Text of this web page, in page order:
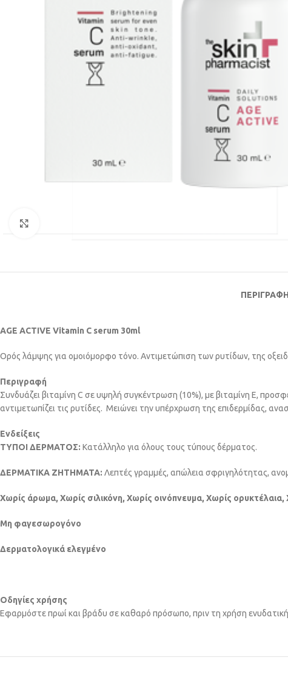
ΠΕΡΙΓΡΑΦΗ
ΑGE ACTIVE Vitamin C serum 30ml
Ορός λάμψης για ομοιόμορφο τόνο. Αντιμετώπιση των ρυτίδων, της
Περιγραφή
Συνδυάζει βιταμίνη C σε υψηλή συγκέντρωση (10%), με βιταμίνη E,
αντιμετωπίζει τις ρυτίδες. Μειώνει την υπέρχρωση της επιδερμίδας,
Ενδείξεις
ΤΥΠΟΙ ΔΕΡΜΑΤΟΣ: Κατάλληλο για όλους τους τύπους δέρματος.
ΔΕΡΜΑΤΙΚΑ ΖΗΤΗΜΑΤΑ: Λεπτές γραμμές, απώλεια σφριγηλότητας,
Xωρίς άρωμα, Xωρίς σιλικόνη, Xωρίς οινόπνευμα, Xωρίς
Μη φαγεσωρογόνο
Δερματολογικά ελεγμένο
Οδηγίες χρήσης
Eφαρμόστε πρωί και βράδυ σε καθαρό πρόσωπο, πριν τη χρήση